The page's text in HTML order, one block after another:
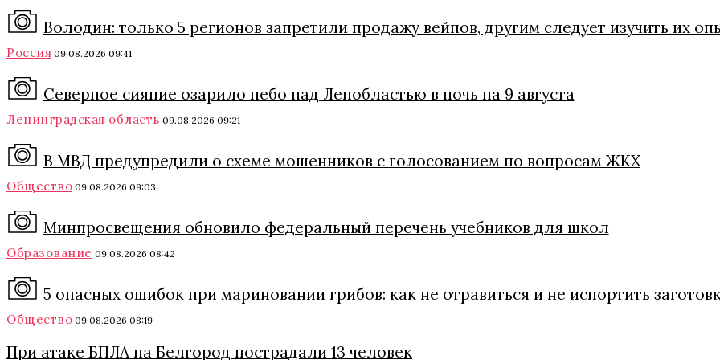
Володин: только 5 регионов запретили продажу вейпов, другим следует изучить их
Россия 09.08.2026 09:41
Северное сияние озарило небо над Ленобластью в ночь на 9 августа
Ленинградская область 09.08.2026 09:21
В МВД предупредили о схеме мошенников с голосованием по вопросам ЖКХ
Общество 09.08.2026 09:03
Минпросвещения обновило федеральный перечень учебников для школ
Образование 09.08.2026 08:42
5 опасных ошибок при мариновании грибов: как не отравиться и не испортить
Общество 09.08.2026 08:19
При атаке БПЛА на Белгород пострадали 13 человек